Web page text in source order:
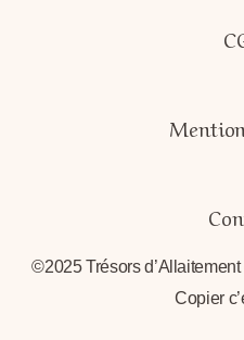
©2025 Trésors
Copier